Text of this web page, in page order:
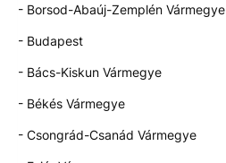
- Borsod-Abaúj-Zemplén Vármegye
- Budapest
- Bács-Kiskun Vármegye
- Békés Vármegye
- Csongrád-Csanád Vármegye